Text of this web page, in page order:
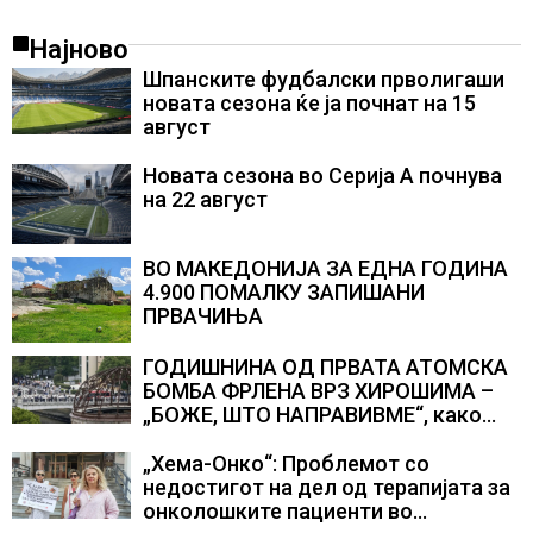
Најново
Шпанските фудбалски прволигаши
новата сезона ќе ја почнат на 15
август
Новата сезона во Серија А почнува
на 22 август
ВО МАКЕДОНИЈА ЗА ЕДНА ГОДИНА
4.900 ПОМАЛКУ ЗАПИШАНИ
ПРВАЧИЊА
ГОДИШНИНА ОД ПРВАТА АТОМСКА
БОМБА ФРЛЕНА ВРЗ ХИРОШИМА –
„БОЖЕ, ШТО НАПРАВИВМЕ“, како
Геј“ и учесниците во
бомбардирањето го доживуваа овој
настан што го промени текот на
„Хема-Онко“: Проблемот со
недостигот на дел од терапијата за
онколошките пациенти во